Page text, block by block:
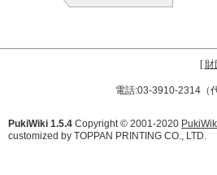
[財
電話:03-3910-2314（
PukiWiki 1.5.4 Copyright © 2001-2020
customized by TOPPAN PRINTING CO., LTD.